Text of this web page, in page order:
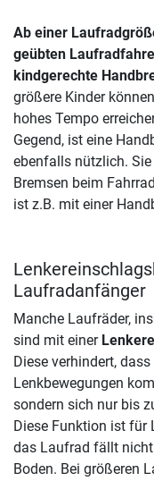
Ab einer
geübten
kindgerechte
größere Kinder
hohes Tempo
Gegend, ist eine
ebenfalls nützlich.
Bremsen beim
ist z.B. mit einer
Laufradanfänger
Manche Laufräder,
sind mit einer
Diese verhindert,
Lenkbewegungen
sondern sich nur bis
Diese Funktion ist für
das Laufrad fällt
Boden. Bei größeren